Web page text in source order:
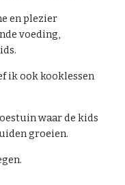
en plezier
voeding,
ik ook kooklessen
waar de kids
groeien.